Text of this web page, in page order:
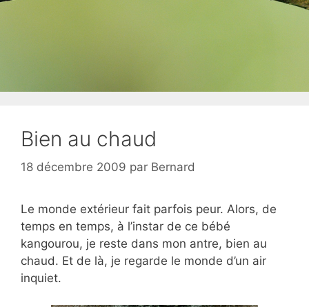
Bien au chaud
18 décembre 2009 par Bernard
Le monde extérieur fait parfois peur. Alors, de
temps en temps, à l’instar de ce bébé
kangourou, je reste dans mon antre, bien au
chaud. Et de là, je regarde le monde d’un air
inquiet.